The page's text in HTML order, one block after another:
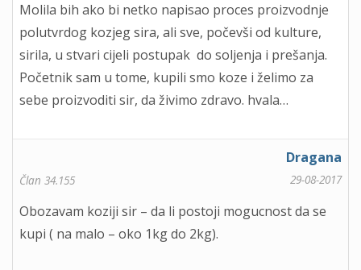
Molila bih ako bi netko napisao proces proizvodnje
polutvrdog kozjeg sira, ali sve, počevši od kulture,
sirila, u stvari cijeli postupak do soljenja i prešanja.
Početnik sam u tome, kupili smo koze i želimo za
sebe proizvoditi sir, da živimo zdravo. hvala…
Dragana
Član 34.155 29-08-2017
Obozavam koziji sir – da li postoji mogucnost da se
kupi ( na malo – oko 1kg do 2kg).